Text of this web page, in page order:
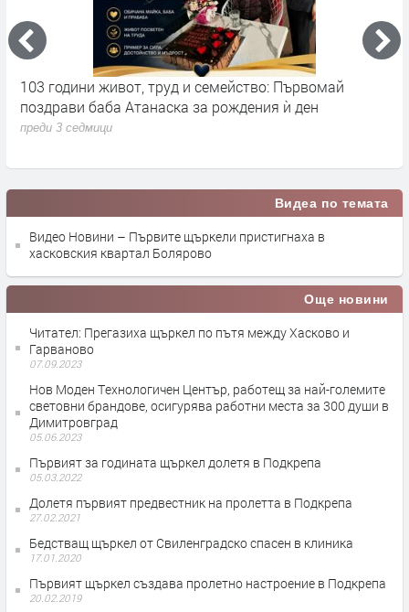
103 години живот, труд и семейство: Първомай
поздрави баба Атанаска за рождения ѝ ден
преди 3 седмици
Видеа по темата
Видео Новини – Първите щъркели пристигнаха в
хасковския квартал Болярово
Още новини
Читател: Прегазиха щъркел по пътя между Хасково и
Гарваново
07.09.2023
Нов Mоден Tехнологичен Център, работещ за най-големите
световни брандове, осигурява работни места за 300 души в
Димитровград
05.06.2023
Първият за годината щъркел долетя в Подкрепа
05.03.2022
Долетя първият предвестник на пролетта в Подкрепа
27.02.2021
Бедстващ щъркел от Свиленградско спасен в клиника
17.01.2020
Първият щъркел създава пролетно настроение в Подкрепа
20.02.2019